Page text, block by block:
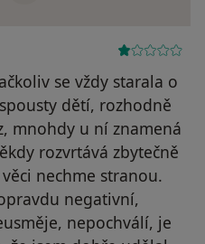
se vždy starala o
dětí, rozhodně
mnohdy u ní znamená
rozvrtává zbytečně
nechme stranou.
negativní,
nepochválí, je